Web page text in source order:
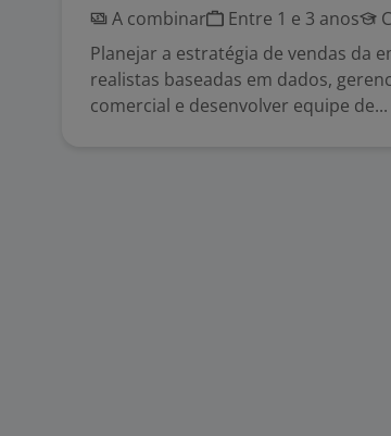
A combinar
Entre 1 e 3 anos
Planejar a estratégia de vendas da
realistas baseadas em dados,
comercial e desenvolver equipe de...